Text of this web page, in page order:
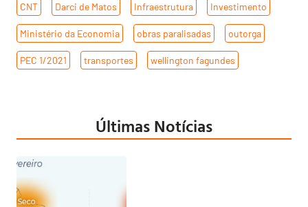
CNT Darci de Matos Infraestrutura Investimento
Ministério da Economia obras paralisadas outorga
PEC 1/2021 transportes wellington fagundes
Últimas Notícias